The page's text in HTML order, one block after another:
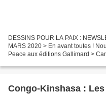
DESSINS POUR LA PAIX :
MARS 2020 > En avant toutes !
Peace aux éditions Gallimard >
Congo-Kinshasa :